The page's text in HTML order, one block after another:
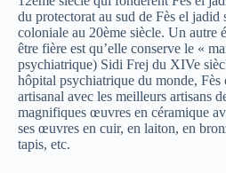
du protectorat au sud de Fès el
coloniale au 20ème siècle. Un autre
être fière est qu’elle conserve le «
psychiatrique) Sidi Frej du XIVe
hôpital psychiatrique du monde, Fès
artisanal avec les meilleurs artisans
magnifiques œuvres en céramique
ses œuvres en cuir, en laiton, en
tapis, etc.